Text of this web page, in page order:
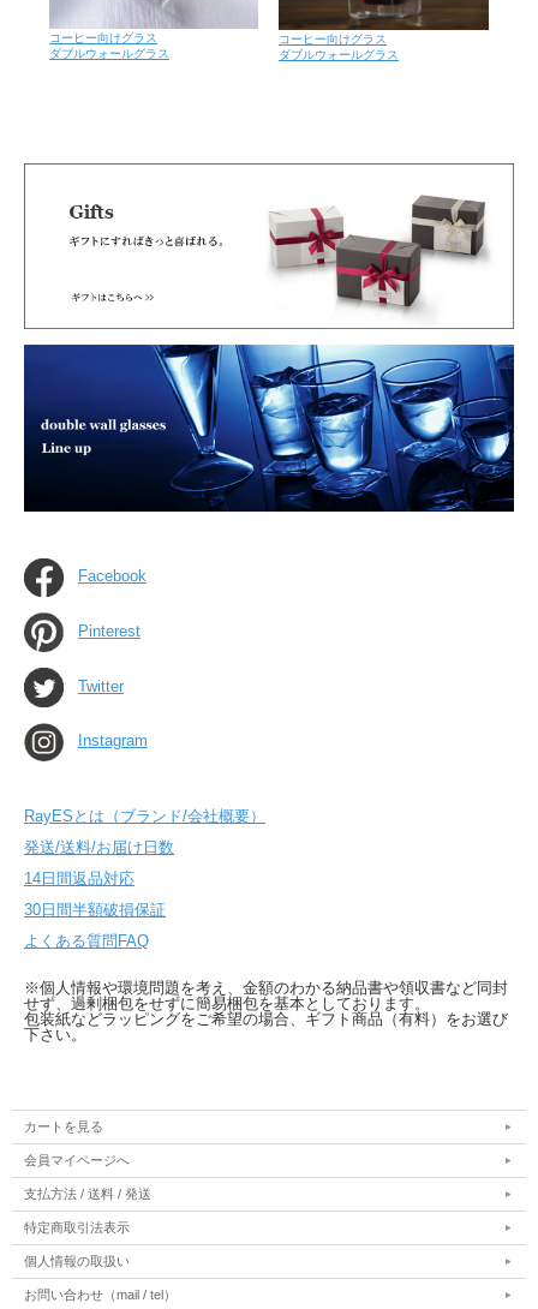
コーヒー向けグラス
ダブルウォールグラス
コーヒー向けグラス
ダブルウォールグラス
Facebook
Pinterest
Twitter
Instagram
RayESとは（ブランド/会社概要）
発送/送料/お届け日数
14日間返品対応
30日間半額破損保証
よくある質問FAQ
※個人情報や環境問題を考え、金額のわかる納品書や領収書など同封
せず、過剰梱包をせずに簡易梱包を基本としております。
包装紙などラッピングをご希望の場合、ギフト商品（有料）をお選び
下さい。
カートを見る
会員マイページへ
支払方法 / 送料 / 発送
特定商取引法表示
個人情報の取扱い
お問い合わせ（mail / tel）